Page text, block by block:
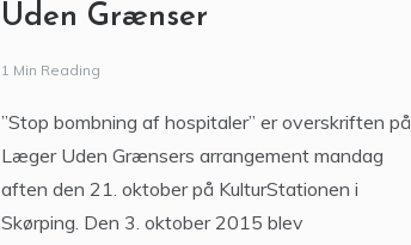
Uden Grænser
1 Min Reading
”Stop bombning af hospitaler” er overskriften på
Læger Uden Grænsers arrangement mandag
aften den 21. oktober på KulturStationen i
Skørping. Den 3. oktober 2015 blev